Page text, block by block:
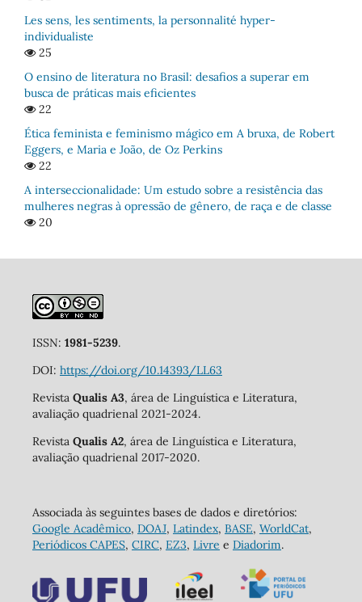
Les sens, les sentiments, la personnalité hyper-
individualiste
25
O ensino de literatura no Brasil: desafios a superar em
busca de práticas mais eficientes
22
Ética feminista e feminismo mágico em A bruxa, de Robert
Eggers, e Maria e João, de Oz Perkins
22
A interseccionalidade: Um estudo sobre a resistência das
mulheres negras à opressão de gênero, de raça e de classe
20
ISSN: 1981-5239.
DOI: https://doi.org/10.14393/LL63
Revista Qualis A3, área de Linguística e Literatura,
avaliação quadrienal 2021-2024.
Revista Qualis A2, área de Linguística e Literatura,
avaliação quadrienal 2017-2020.
Associada às seguintes bases de dados e diretórios:
Google Acadêmico, DOAJ, Latindex, BASE, WorldCat,
Periódicos CAPES, CIRC, EZ3, Livre e Diadorim.